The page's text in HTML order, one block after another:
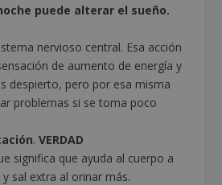
puede alterar el sueño.
nervioso central. Esa acción
de aumento de energía y
despierto, pero por esa misma
problemas si se toma poco
.VERDAD
significa que ayuda al cuerpo a
sal extra al orinar más.